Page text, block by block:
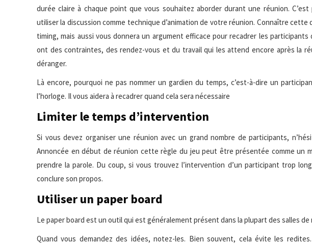
durée claire à chaque point que vous souhaitez aborder durant une réunion.
utiliser la discussion comme technique d’animation de votre réunion. Connaître
timing, mais aussi vous donnera un argument efficace pour recadrer les
ont des contraintes, des rendez-vous et du travail qui les attend encore après la
déranger.
Là encore, pourquoi ne pas nommer un gardien du temps, c’est-à-dire un
l’horloge. Il vous aidera à recadrer quand cela sera nécessaire
Limiter le temps d’intervention
Si vous devez organiser une réunion avec un grand nombre de participants,
Annoncée en début de réunion cette règle du jeu peut être présentée comme un
prendre la parole. Du coup, si vous trouvez l’intervention d’un participant trop
conclure son propos.
Utiliser un paper board
Le paper board est un outil qui est généralement présent dans la plupart des salles de
Quand vous demandez des idées, notez-les. Bien souvent, cela évite les